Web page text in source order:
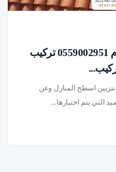
معلم قرميد في الدمام 0559002951 تركيب
اسطح المنازل وعن
التي يتم اختيارها...